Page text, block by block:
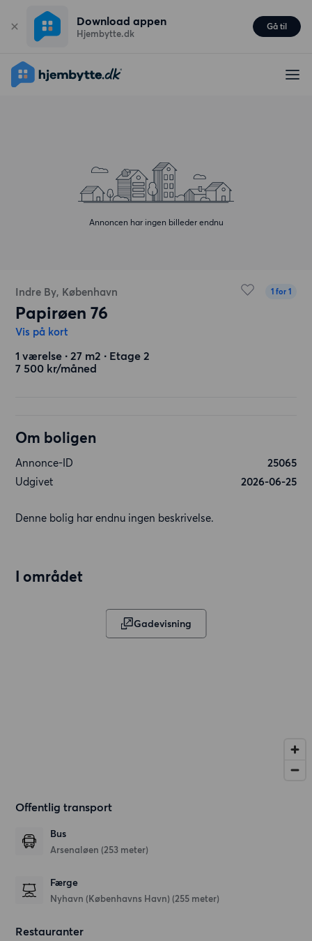
Download appen
Hjembytte.dk
Gå til
Annoncen har ingen billeder endnu
Indre By, København 1 for 1
Papirøen 76
Vis på kort
1 værelse ∙ 27 m2 ∙ Etage 2
7 500 kr/måned
Om boligen
Annonce-ID
25065
Udgivet
2026-06-25
Denne bolig har endnu ingen beskrivelse.
I området
Gadevisning
Offentlig transport
Bus
Arsenaløen (253 meter)
Færge
Nyhavn (Københavns Havn) (255 meter)
Restauranter